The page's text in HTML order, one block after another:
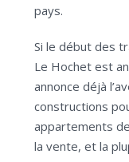
pays.
Si le début des
Le Hochet est
annonce déjà
constructions
appartements
la vente, et la